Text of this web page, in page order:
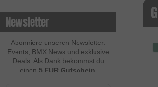
Newsletter
Abonniere unseren Newsletter:
Events, BMX News und exklusive
Deals. Als Dank bekommst du
einen 5 EUR Gutschein